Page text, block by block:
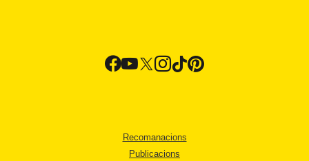
Recomanacions
Publicacions